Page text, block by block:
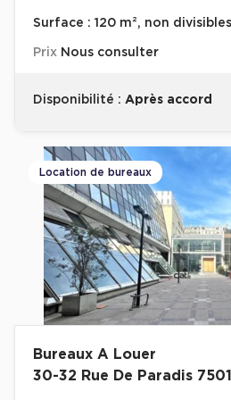
Achat de Bureaux à Rennes
Collections de Bureaux
Immeuble de bureaux avec
Location bureaux Bellecour -
Haussmanniens
Location d'Entrepôts / Activités
Location d'Entrepôts / Activités
Surface : 120 m², non divisibles
Prix Nous consulter
Disponibilité : Après accord
Location de bureaux
Bureaux A Louer
30-32 Rue De Paradis